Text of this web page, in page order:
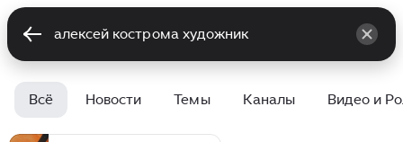
Всё Новости Темы Каналы Видео и